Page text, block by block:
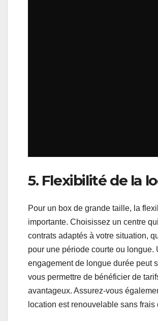
5. Flexibilité de la
Pour un box de grande taille, la
importante. Choisissez un centre
contrats adaptés à votre situation,
pour une période courte ou longue.
engagement de longue durée peut
vous permettre de bénéficier de
avantageux. Assurez-vous
location est renouvelable sans frais